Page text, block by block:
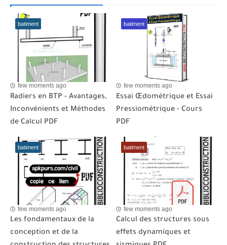
batiment
few moments ago
Radiers en BTP - Avantages,
Inconvénients et Méthodes
de Calcul PDF
batiment
few moments ago
Essai Œdométrique et Essai
Pressiométrique - Cours
PDF
batiment
few moments ago
Les fondamentaux de la
conception et de la
batiment
few moments ago
Calcul des structures sous
effets dynamiques et